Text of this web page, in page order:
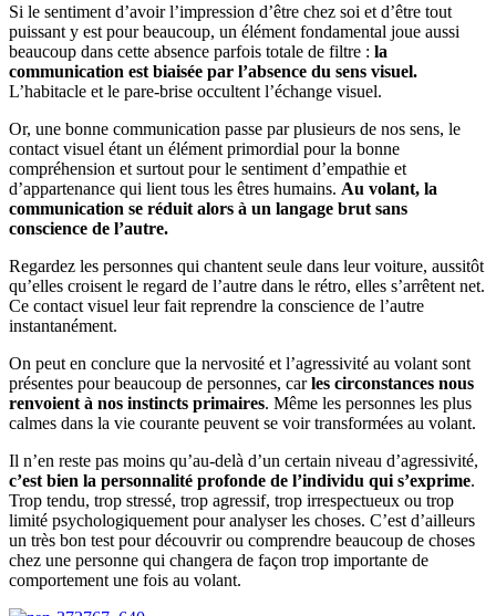
Si le sentiment d’avoir l’impression d’être chez soi et d’être tout
puissant y est pour beaucoup, un élément fondamental joue aussi
beaucoup dans cette absence parfois totale de filtre : la
communication est biaisée par l’absence du sens visuel.
L’habitacle et le pare-brise occultent l’échange visuel.
Or, une bonne communication passe par plusieurs de nos sens, le
contact visuel étant un élément primordial pour la bonne
compréhension et surtout pour le sentiment d’empathie et
d’appartenance qui lient tous les êtres humains. Au volant, la
communication se réduit alors à un langage brut sans
conscience de l’autre.
Regardez les personnes qui chantent seule dans leur voiture, aussitôt
qu’elles croisent le regard de l’autre dans le rétro, elles s’arrêtent net.
Ce contact visuel leur fait reprendre la conscience de l’autre
instantanément.
On peut en conclure que la nervosité et l’agressivité au volant sont
présentes pour beaucoup de personnes, carles circonstances nous
renvoient à nos instincts primaires. Même les personnes les plus
calmes dans la vie courante peuvent se voir transformées au volant.
Il n’en reste pas moins qu’au-delà d’un certain niveau d’agressivité,
c’est bien la personnalité profonde de l’individu qui s’exprime.
Trop tendu, trop stressé, trop agressif, trop irrespectueux ou trop
limité psychologiquement pour analyser les choses. C’est d’ailleurs
un très bon test pour découvrir ou comprendre beaucoup de choses
chez une personne qui changera de façon trop importante de
comportement une fois au volant.